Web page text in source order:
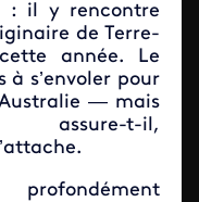
: il y rencontre
de Terre-
année. Le
à s’envoler pour
— mais
assure-t-il,